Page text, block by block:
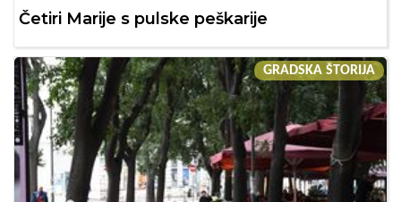
Četiri Marije s pulske peškarije
GRADSKA ŠTORIJA